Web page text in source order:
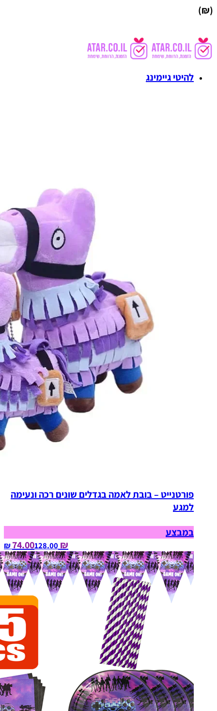
(₪)
להיטי גיימינג
פורטנייט – בובת לאמה בגדלים שונים רכה ונעימה
למגע
במבצע
₪ 74.00
128.00‏ ₪